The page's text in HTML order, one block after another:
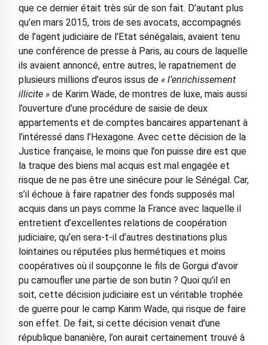
que ce dernier était très sûr de son fait. D’autant plus
qu’en mars 2015, trois de ses avocats, accompagnés
de l’agent judiciaire de l’Etat sénégalais, avaient tenu
une conférence de presse à Paris, au cours de laquelle
ils avaient annoncé, entre autres, le rapatriement de
plusieurs millions d’euros issus de « l’enrichissement
illicite »de Karim Wade, de montres de luxe, mais aussi
l’ouverture d’une procédure de saisie de deux
appartements et de comptes bancaires appartenant à
l’intéressé dans l’Hexagone. Avec cette décision de la
Justice française, le moins que l’on puisse dire est que
la traque des biens mal acquis est mal engagée et
risque de ne pas être une sinécure pour le Sénégal. Car,
s’il échoue à faire rapatrier des fonds supposés mal
acquis dans un pays comme la France avec laquelle il
entretient d’excellentes relations de coopération
judiciaire, qu’en sera-t-il d’autres destinations plus
lointaines ou réputées plus hermétiques et moins
coopératives où il soupçonne le fils de Gorgui d’avoir
pu camoufler une partie de son butin ? Quoi qu’il en
soit, cette décision judiciaire est un véritable trophée
de guerre pour le camp Karim Wade, qui risque de faire
son effet. De fait, si cette décision venait d’une
république bananière, l’on aurait certainement trouvé à